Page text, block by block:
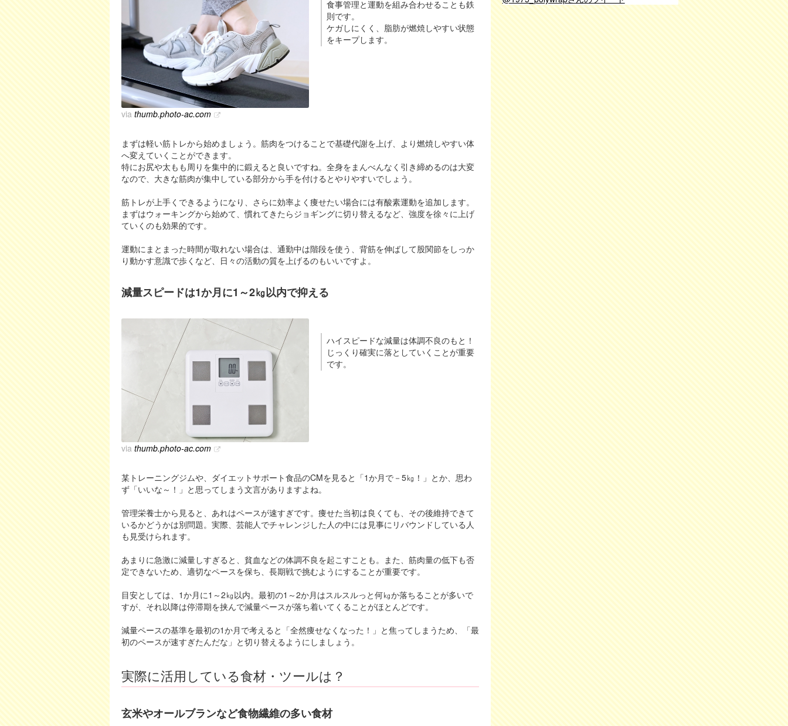
食事管理と運動を組み合わせることも鉄
則です。
ケガしにくく、脂肪が燃焼しやすい状態
をキープします。
via thumb.photo-ac.com
まずは軽い筋トレから始めましょう。筋肉をつけることで基礎代謝を上げ、より燃焼しやすい体
へ変えていくことができます。
特にお尻や太もも周りを集中的に鍛えると良いですね。全身をまんべんなく引き締めるのは大変
なので、大きな筋肉が集中している部分から手を付けるとやりやすいでしょう。
筋トレが上手くできるようになり、さらに効率よく痩せたい場合には有酸素運動を追加します。
まずはウォーキングから始めて、慣れてきたらジョギングに切り替えるなど、強度を徐々に上げ
ていくのも効果的です。
運動にまとまった時間が取れない場合は、通勤中は階段を使う、背筋を伸ばして股関節をしっか
り動かす意識で歩くなど、日々の活動の質を上げるのもいいですよ。
減量スピードは1か月に1～2㎏以内で抑える
ハイスピードな減量は体調不良のもと！
じっくり確実に落としていくことが重要
です。
via thumb.photo-ac.com
某トレーニングジムや、ダイエットサポート食品のCMを見ると「1か月で－5㎏！」とか、思わ
ず「いいな～！」と思ってしまう文言がありますよね。
管理栄養士から見ると、あれはペースが速すぎです。痩せた当初は良くても、その後維持できて
いるかどうかは別問題。実際、芸能人でチャレンジした人の中には見事にリバウンドしている人
も見受けられます。
あまりに急激に減量しすぎると、貧血などの体調不良を起こすことも。また、筋肉量の低下も否
定できないため、適切なペースを保ち、長期戦で挑むようにすることが重要です。
目安としては、1か月に1～2㎏以内。最初の1～2か月はスルスルっと何㎏か落ちることが多いで
すが、それ以降は停滞期を挟んで減量ペースが落ち着いてくることがほとんどです。
減量ペースの基準を最初の1か月で考えると「全然痩せなくなった！」と焦ってしまうため、「最
初のペースが速すぎたんだな」と切り替えるようにしましょう。
実際に活用している食材・ツールは？
玄米やオールブランなど食物繊維の多い食材